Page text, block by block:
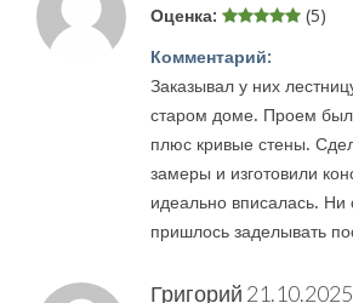
Оценка: (5)
Комментарий:
Заказывал у них
старом доме. Проем был
плюс кривые стены.
замеры и изготовили
идеально вписалась.
пришлось заделывать
Григорий